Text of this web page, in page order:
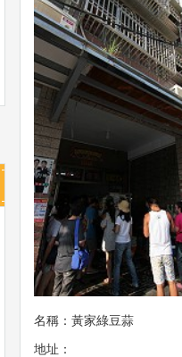
名稱：黃家綠豆蒜
地址：